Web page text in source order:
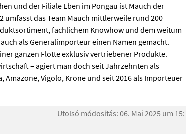
und der Filiale Eben im Pongau ist Mauch der
das Team Mauch mittlerweile rund 200
fachlichem Knowhow und dem weitum
als Generalimporteur einen Namen gemacht.
ganzen Flotte exklusiv vertriebener Produkte.
– agiert man doch seit Jahrzehnten als
Amazone, Vigolo, Krone und seit 2016 als Importeuer
Utolsó módosítás: 06. Mai 2025 um